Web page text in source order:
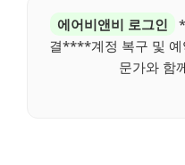
에어비앤비 로그인
결****계정 복구 및
문가와 함